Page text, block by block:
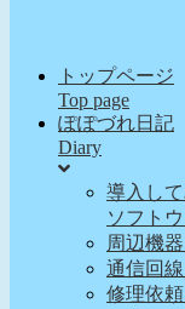
トップページ
Top page
ぽぽづれ日記
Diary
導入し
ソフト
周辺機
通信回
修理依